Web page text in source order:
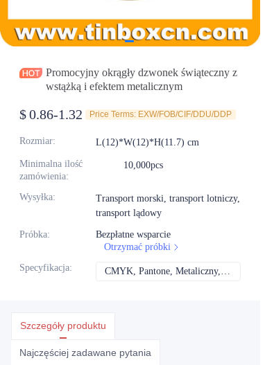
Promocyjny okrągły dzwonek świąteczny z
wstążką i efektem metalicznym
$0.86-1.32 Price Terms: EXW/FOB/CIF/DDU/DDP
Rozmiar: L(12)*W(12)*H(11.7) cm
Minimalna ilość
zamówienia:
10,000pcs
Wysyłka:
Transport morski, transport lotniczy,
transport lądowy
Próbka:
Bezpłatne wsparcie
Otrzymać próbki
Specyfikacja: CMYK, Pantone, Metaliczny, Kolor spotowy itd.
Szczegóły produktu
Najczęściej zadawane pytania
Aktualności